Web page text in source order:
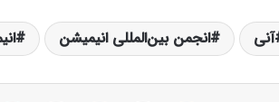
آنی انجمن بین‌المللی انیمیشن